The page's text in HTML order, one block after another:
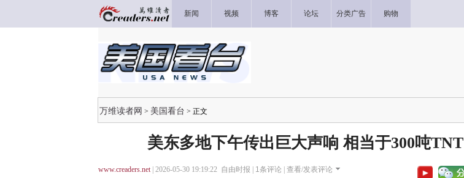
新闻 视频 博客 论坛 分类广告 购物
万维读者网 > 美国看台 > 正文
美东多地下午传出巨大声响 相当于300吨TNT
www.creaders.net| 2026-05-30 19:19:22 自由时报 | 1条评论 | 查看/发表评论